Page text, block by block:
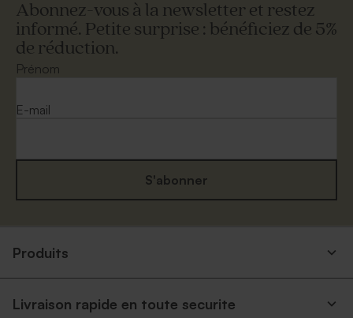
Abonnez-vous à la newsletter et restez
informé. Petite surprise : bénéficiez de 5%
de réduction.
Prénom
E-mail
S'abonner
Produits
Livraison rapide en toute securite